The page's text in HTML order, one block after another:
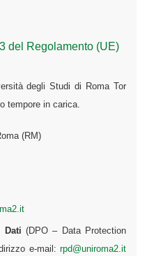
del Regolamento (UE)
degli Studi di Roma Tor
tempore in carica.
(RM)
Dati (DPO – Data Protection
e-mail: rpd@uniroma2.it